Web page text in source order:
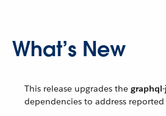
What’s New
This release upgrades the graphql-
dependencies to address